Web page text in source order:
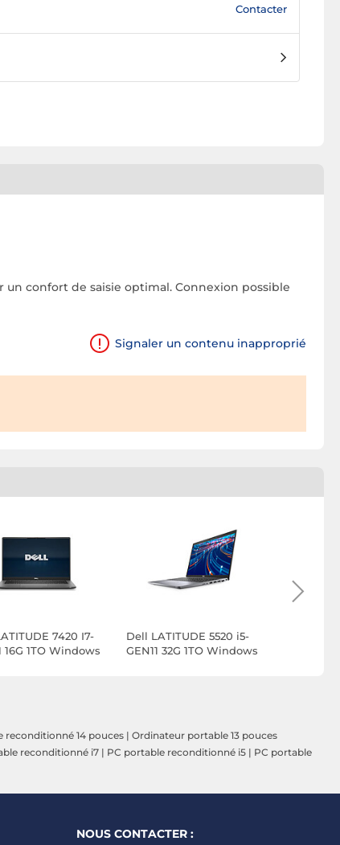
Contacter
un confort de saisie optimal. Connexion possible
Signaler un contenu inapproprié
7420 I7-
16G 1TO Windows
Dell LATITUDE 5520 i5-
GEN11 32G 1TO Windows
reconditionné 14 pouces | Ordinateur portable 13 pouces
reconditionné i7 | PC portable reconditionné i5 | PC portable
NOUS CONTACTER :